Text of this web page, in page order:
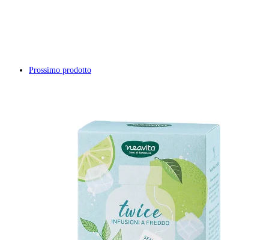
Prossimo prodotto